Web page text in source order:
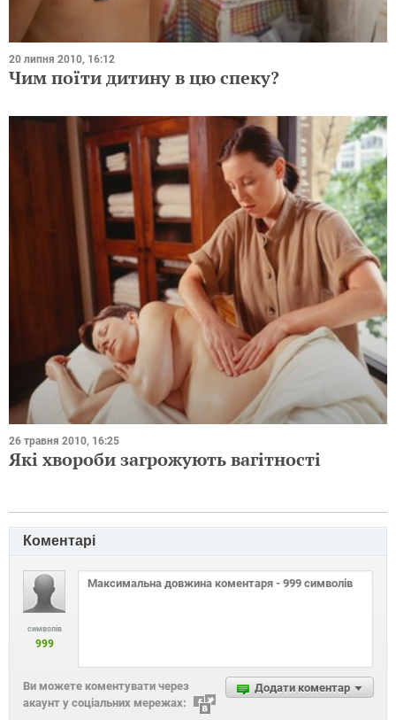
20 липня 2010, 16:12
Чим поїти дитину в цю спеку?
26 травня 2010, 16:25
Які хвороби загрожують вагітності
Коментарі
символів
999
Додати коментар
Ви можете коментувати через
акаунт у соціальних мережах: